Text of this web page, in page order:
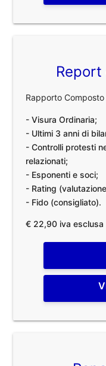
Rapporto
- Visura Ordinaria;
- Ultimi 3 anni di
- Controlli protesti
relazionati;
- Esponenti e soci;
- Rating
- Fido (consigliato).
€ 22,90 iva esclusa